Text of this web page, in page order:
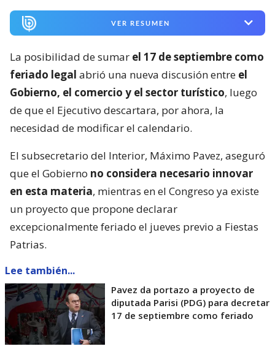
VER RESUMEN
La posibilidad de sumar el 17 de septiembre como
feriado legal abrió una nueva discusión entre el
Gobierno, el comercio y el sector turístico, luego
de que el Ejecutivo descartara, por ahora, la
necesidad de modificar el calendario.
El subsecretario del Interior, Máximo Pavez, aseguró
que el Gobierno no considera necesario innovar
en esta materia, mientras en el Congreso ya existe
un proyecto que propone declarar
excepcionalmente feriado el jueves previo a Fiestas
Patrias.
Lee también...
Pavez da portazo a proyecto de
diputada Parisi (PDG) para decretar
17 de septiembre como feriado